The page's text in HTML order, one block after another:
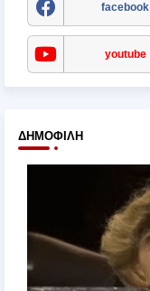
facebook
youtube
ΔΗΜΟΦΙΛΉ